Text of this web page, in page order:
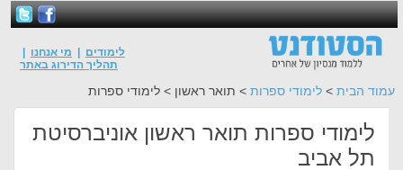
לימודים מי אנחנו
תהליך הדירוג באתר
עמוד הבית > לימודי ספרות > תואר ראשון > לימודי ספרות
לימודי ספרות תואר ראשון אוניברסיטת
תל אביב